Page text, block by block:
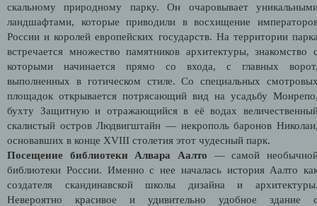
скальному природному парку. Он очаровывает
ландшафтами, которые приводили в восхищение
России и королей европейских государств. На территории
встречается множество памятников архитектуры, знакомство
которыми начинается прямо со входа, с главных
выполненных в готическом стиле. Со специальных
площадок открывается потрясающий вид на усадьбу
бухту Защитную и отражающийся в её водах
скалистый остров Людвигштайн — некрополь баронов
основавших в конце XVIII столетия этот чудесный парк.
Посещение библиотеки Алвара Аалто — самой
библиотеки России. Именно с нее началась история Аалто
создателя скандинавской школы дизайна и
Невероятно красивое и удивительно удобное здание